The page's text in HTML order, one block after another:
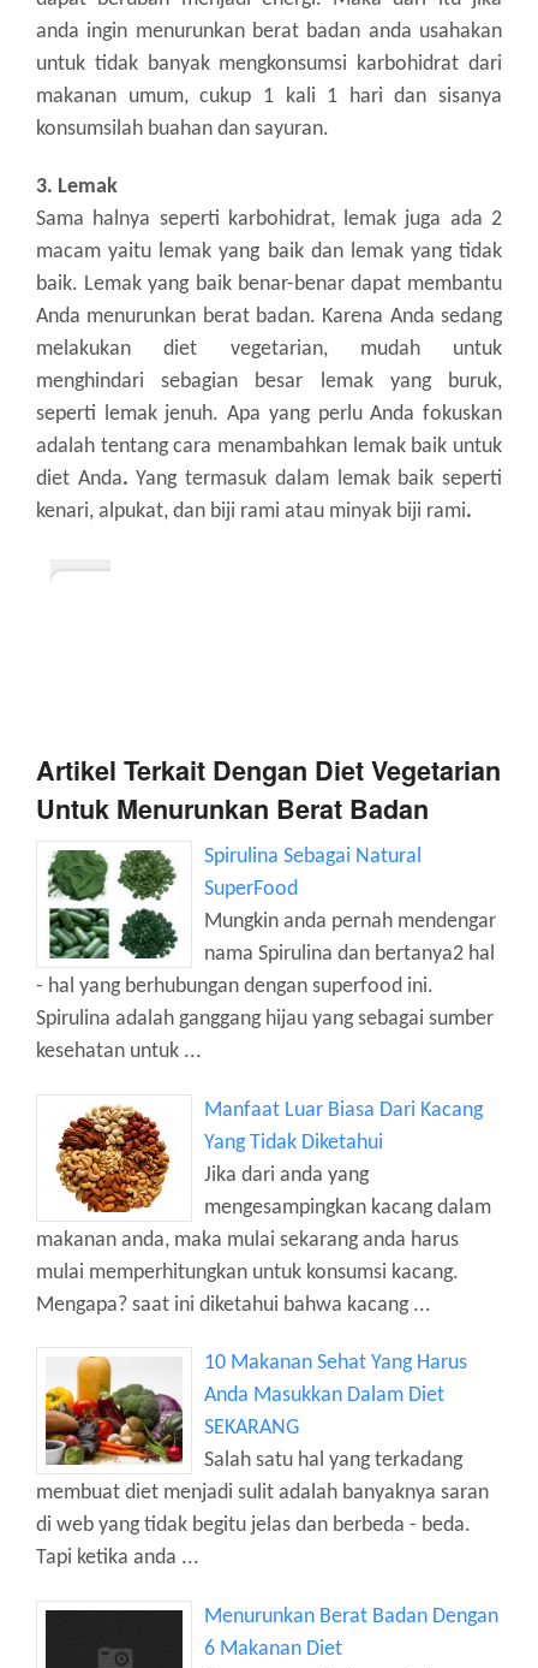
anda ingin menurunkan berat badan anda usahakan
untuk tidak banyak mengkonsumsi karbohidrat dari
makanan umum, cukup 1 kali 1 hari dan sisanya
konsumsilah buahan dan sayuran.
3. Lemak
Sama halnya seperti karbohidrat, lemak juga ada 2
macam yaitu lemak yang baik dan lemak yang tidak
baik. Lemak yang baik benar-benar dapat membantu
Anda menurunkan berat badan. Karena Anda sedang
melakukan diet vegetarian, mudah untuk
menghindari sebagian besar lemak yang buruk,
seperti lemak jenuh. Apa yang perlu Anda fokuskan
adalah tentang cara menambahkan lemak baik untuk
diet Anda.Yang termasuk dalam lemak baik seperti
kenari, alpukat, dan biji rami atau minyak biji rami.
Artikel Terkait Dengan Diet Vegetarian
Untuk Menurunkan Berat Badan
Spirulina Sebagai Natural
SuperFood
Mungkin anda pernah mendengar
nama Spirulina dan bertanya2 hal
- hal yang berhubungan dengan superfood ini.
Spirulina adalah ganggang hijau yang sebagai sumber
kesehatan untuk ...
Manfaat Luar Biasa Dari Kacang
Yang Tidak Diketahui
Jika dari anda yang
mengesampingkan kacang dalam
makanan anda, maka mulai sekarang anda harus
mulai memperhitungkan untuk konsumsi kacang.
Mengapa? saat ini diketahui bahwa kacang ...
10 Makanan Sehat Yang Harus
Anda Masukkan Dalam Diet
SEKARANG
Salah satu hal yang terkadang
membuat diet menjadi sulit adalah banyaknya saran
di web yang tidak begitu jelas dan berbeda - beda.
Tapi ketika anda ...
Menurunkan Berat Badan Dengan
6 Makanan Diet